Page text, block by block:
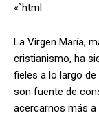
«`html
La Virgen María,
cristianismo, ha
fieles a lo largo
son fuente de
acercarnos más a